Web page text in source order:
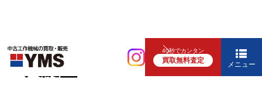
40秒でカンタン
買取無料査定 メニュー
汎用旋盤
4.5尺旋盤